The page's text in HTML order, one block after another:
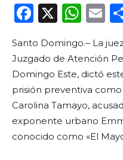
F
c
e
b
o
o
k
X
W
a
ts
A
p
p
E
ai
l
Santo Domingo.– La
Juzgado de Atención
Domingo Este, dictó
prisión preventiva
Carolina Tamayo,
exponente urbano
conocido como «El